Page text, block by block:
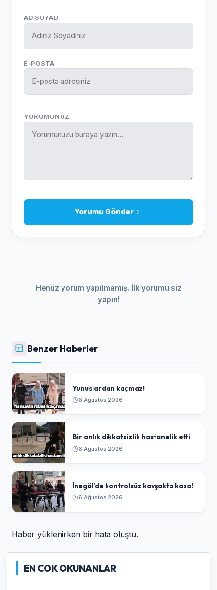
AD SOYAD
E-POSTA
YORUMUNUZ
Yorumu Gönder
Henüz yorum yapılmamış. İlk yorumu siz
yapın!
Benzer Haberler
Yunuslardan kaçmaz!
6 Ağustos 2026
Bir anlık dikkatsizlik hastanelik etti
6 Ağustos 2026
İnegöl'de kontrolsüz kavşakta kaza!
6 Ağustos 2026
Haber yüklenirken bir hata oluştu.
EN COK OKUNANLAR